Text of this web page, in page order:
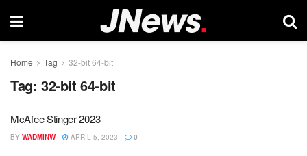
Home Tag 32-bit 64-bit
Tag: 32-bit 64-bit
McAfee Stinger 2023
BY WADMINW APRIL 5, 2023 0